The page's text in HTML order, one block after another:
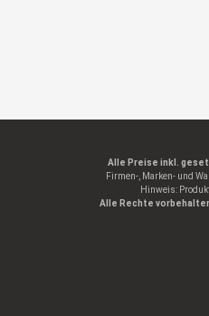
Alle Preise inkl.
Firmen-, Marken- und
Hinweis:
Alle Rechte